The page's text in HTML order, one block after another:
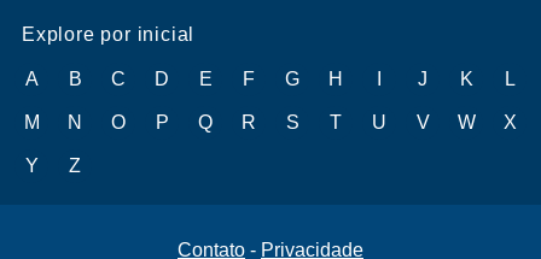
Explore por inicial
A B C D E F G H J K L
M N O P Q R S T U V W X
Y Z
Contato - Privacidade